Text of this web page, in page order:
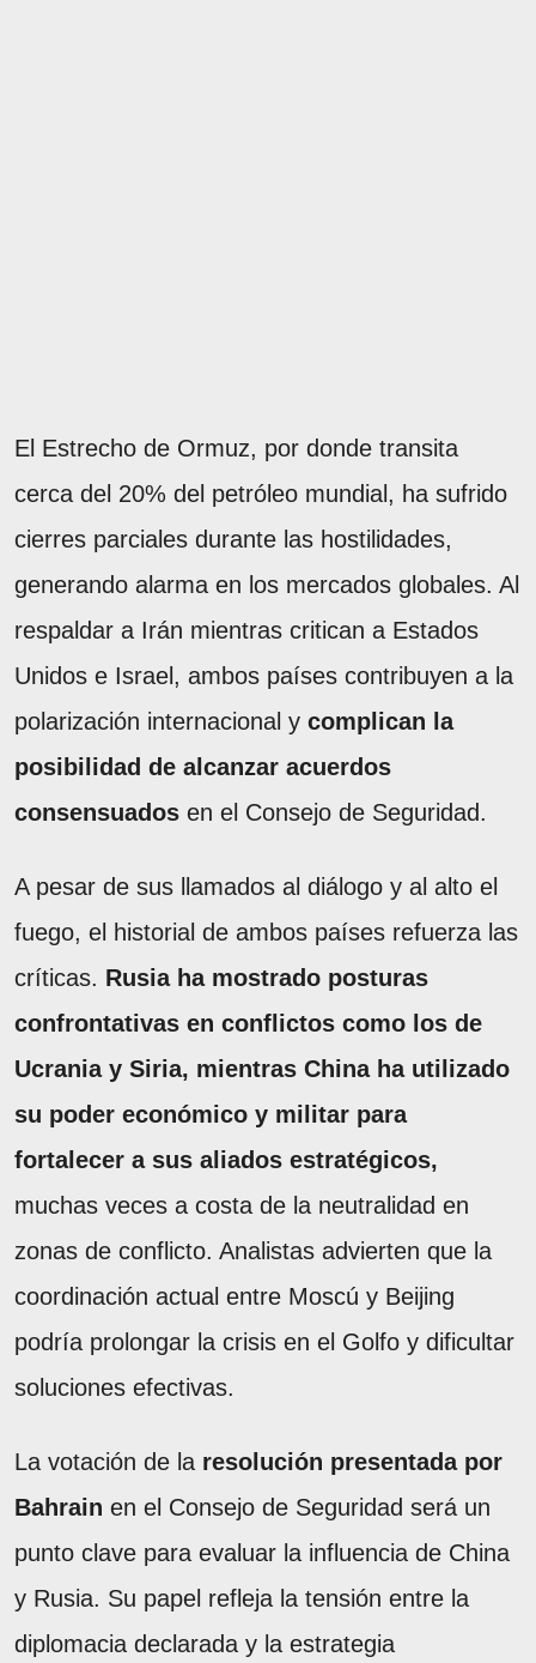
El Estrecho de Ormuz, por donde transita
cerca del 20% del petróleo mundial, ha sufrido
cierres parciales durante las hostilidades,
generando alarma en los mercados globales. Al
respaldar a Irán mientras critican a Estados
Unidos e Israel, ambos países contribuyen a la
polarización internacional y complican la
posibilidad de alcanzar acuerdos
consensuados en el Consejo de Seguridad.
A pesar de sus llamados al diálogo y al alto el
fuego, el historial de ambos países refuerza las
críticas. Rusia ha mostrado posturas
confrontativas en conflictos como los de
Ucrania y Siria, mientras China ha utilizado
su poder económico y militar para
fortalecer a sus aliados estratégicos,
muchas veces a costa de la neutralidad en
zonas de conflicto. Analistas advierten que la
coordinación actual entre Moscú y Beijing
podría prolongar la crisis en el Golfo y dificultar
soluciones efectivas.
La votación de la resolución presentada por
Bahrain en el Consejo de Seguridad será un
punto clave para evaluar la influencia de China
y Rusia. Su papel refleja la tensión entre la
diplomacia declarada y la estrategia